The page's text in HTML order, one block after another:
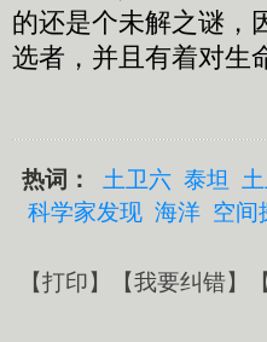
的还是个未解之谜，
选者，并且有着对生
热词： 土卫六 泰坦
科学家发现 海洋 空间
【打印】【我要纠错】【